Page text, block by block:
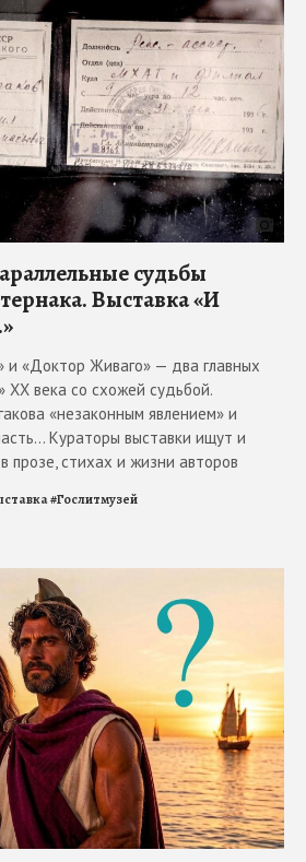
судьбы
Выставка «И
и «Доктор Живаго» — два главных
ХХ века со схожей судьбой.
«незаконным явлением» и
Кураторы выставки ищут и
прозе, стихах и жизни авторов
#Гослитмузей